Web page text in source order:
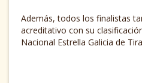
Además, todos los finalistas
acreditativo con su
Nacional Estrella Galicia de